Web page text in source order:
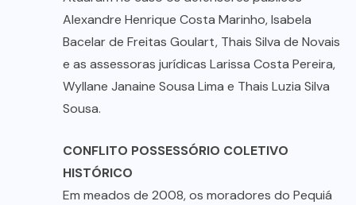
Alexandre Henrique Costa Marinho, Isabela
Bacelar de Freitas Goulart, Thais Silva de Novais
e as assessoras jurídicas Larissa Costa Pereira,
Wyllane Janaine Sousa Lima e Thais Luzia Silva
Sousa.
CONFLITO POSSESSÓRIO COLETIVO
HISTÓRICO
Em meados de 2008, os moradores do Pequiá